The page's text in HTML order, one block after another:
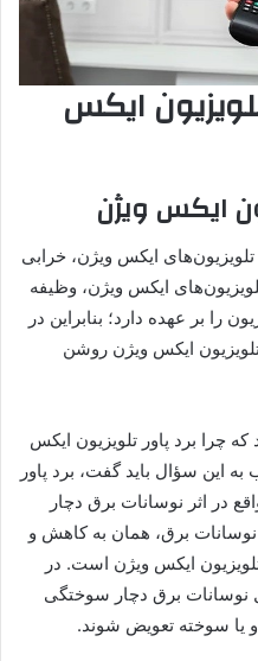
ایکس
ایکس ویژن
ایکس ویژن، خرابی
ایکس ویژن، وظیفه
را بر عهده دارد؛ بنابراین در
ایکس ویژن روشن
چرا برد پاور تلویزیون ایکس
این سؤال باید گفت، برد پاور
در اثر نوسانات برق دچار
برق، همان به کاهش و
ایکس ویژن است. در
نوسانات برق دچار سوختگی
یا سوخته تعویض شوند.